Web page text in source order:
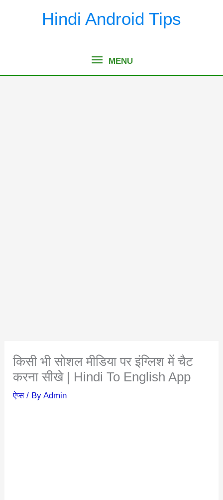
Hindi Android Tips
MENU
MENU
किसी भी सोशल मीडिया पर इंग्लिश में चैट
करना सीखे | Hindi To English App
ऐप्स/ ByAdmin